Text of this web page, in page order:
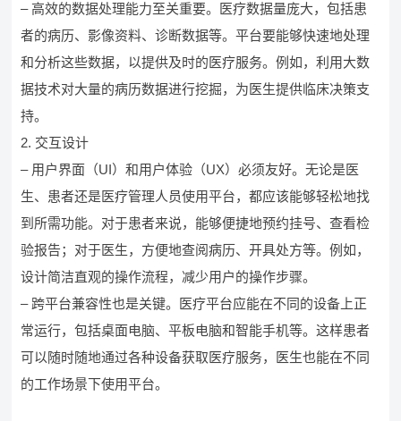
– 高效的数据处理能力至关重要。医疗数据量庞大，包括患
者的病历、影像资料、诊断数据等。平台要能够快速地处理
和分析这些数据，以提供及时的医疗服务。例如，利用大数
据技术对大量的病历数据进行挖掘，为医生提供临床决策支
持。
2. 交互设计
– 用户界面（UI）和用户体验（UX）必须友好。无论是医
生、患者还是医疗管理人员使用平台，都应该能够轻松地找
到所需功能。对于患者来说，能够便捷地预约挂号、查看检
验报告；对于医生，方便地查阅病历、开具处方等。例如，
设计简洁直观的操作流程，减少用户的操作步骤。
– 跨平台兼容性也是关键。医疗平台应能在不同的设备上正
常运行，包括桌面电脑、平板电脑和智能手机等。这样患者
可以随时随地通过各种设备获取医疗服务，医生也能在不同
的工作场景下使用平台。